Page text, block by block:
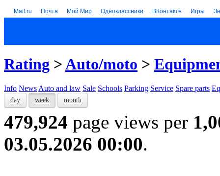
Mail.ru Почта Мой Мир Одноклассники ВКонтакте Игры
Rating >Auto/moto >
Info News Auto and law Sale Schools Parking Service Spare parts
day week month
479,924 page views per
03.05.2026 00:00.